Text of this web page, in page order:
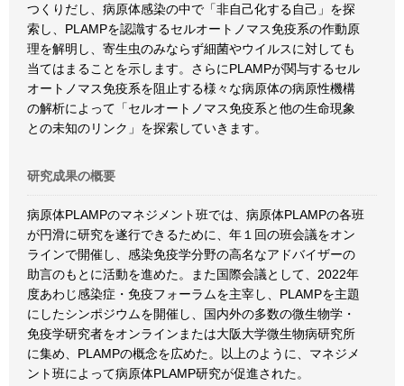
つくりだし、病原体感染の中で「非自己化する自己」を探
索し、PLAMPを認識するセルオートノマス免疫系の作動原
理を解明し、寄生虫のみならず細菌やウイルスに対しても
当てはまることを示します。さらにPLAMPが関与するセル
オートノマス免疫系を阻止する様々な病原体の病原性機構
の解析によって「セルオートノマス免疫系と他の生命現象
との未知のリンク」を探索していきます。
研究成果の概要
病原体PLAMPのマネジメント班では、病原体PLAMPの各班
が円滑に研究を遂行できるために、年１回の班会議をオン
ラインで開催し、感染免疫学分野の高名なアドバイザーの
助言のもとに活動を進めた。また国際会議として、2022年
度あわじ感染症・免疫フォーラムを主宰し、PLAMPを主題
にしたシンポジウムを開催し、国内外の多数の微生物学・
免疫学研究者をオンラインまたは大阪大学微生物病研究所
に集め、PLAMPの概念を広めた。以上のように、マネジメ
ント班によって病原体PLAMP研究が促進された。